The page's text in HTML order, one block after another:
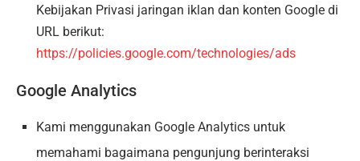
Kebijakan Privasi jaringan iklan dan konten Google di
URL berikut:
https://policies.google.com/technologies/ads
Google Analytics
Kami menggunakan Google Analytics untuk
memahami bagaimana pengunjung berinteraksi